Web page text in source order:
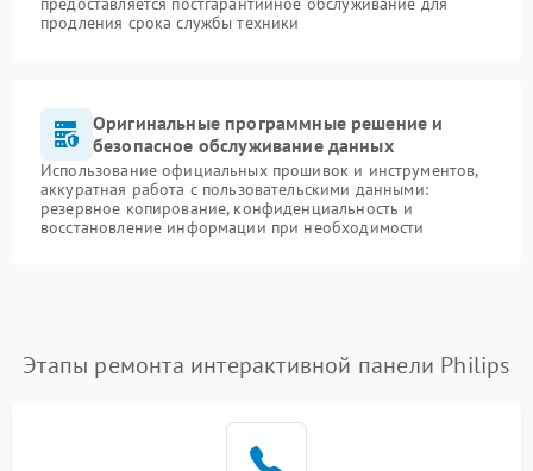
продления срока службы техники
Оригинальные программные решение и
безопасное обслуживание данных
Использование официальных прошивок и инструментов,
аккуратная работа с пользовательскими данными:
резервное копирование, конфиденциальность и
восстановление информации при необходимости
Этапы ремонта интерактивной панели Philips